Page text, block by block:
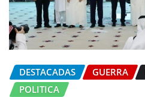
DESTACADAS GUERRA
POLITICA